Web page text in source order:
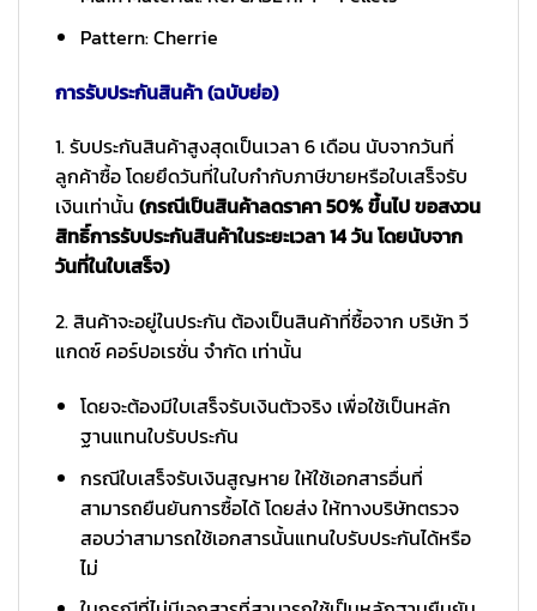
Pattern: Cherrie
การรับประกันสินค้า (ฉบับย่อ)
1. รับประกันสินค้าสูงสุดเป็นเวลา 6 เดือน นับจากวันที่
ลูกค้าซื้อ โดยยึดวันที่ในใบกำกับภาษีขายหรือใบเสร็จรับ
เงินเท่านั้น (กรณีเป็นสินค้าลดราคา 50% ขึ้นไป ขอสงวน
สิทธิ์การรับประกันสินค้าในระยะเวลา 14 วัน โดยนับจาก
วันที่ในใบเสร็จ)
2. สินค้าจะอยู่ในประกัน ต้องเป็นสินค้าที่ซื้อจาก บริษัท วี
แกดซ์ คอร์ปอเรชั่น จำกัด เท่านั้น
โดยจะต้องมีใบเสร็จรับเงินตัวจริง เพื่อใช้เป็นหลัก
ฐานแทนใบรับประกัน
กรณีใบเสร็จรับเงินสูญหาย ให้ใช้เอกสารอื่นที่
สามารถยืนยันการซื้อได้ โดยส่ง ให้ทางบริษัทตรวจ
สอบว่าสามารถใช้เอกสารนั้นแทนใบรับประกันได้หรือ
ไม่